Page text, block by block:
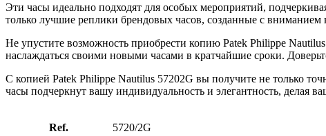
Эти часы идеально подходят для особых мероприятий,
только лучшие реплики брендовых часов, созданные с
Не упустите возможность приобрести копию Patek Philippe
наслаждаться своими новыми часами в кратчайшие сроки.
С копией Patek Philippe Nautilus 57202G вы получите не только
часы подчеркнут вашу индивидуальность и элегантность, делая
Ref. 5720/2G